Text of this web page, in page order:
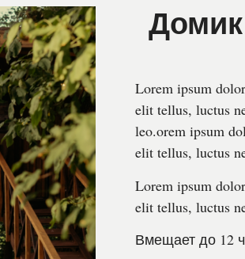
Lorem ipsum
elit tellus, luctus
leo.orem ipsum
elit tellus, luctus
Lorem ipsum
elit tellus, luctus
Вмещает до 12